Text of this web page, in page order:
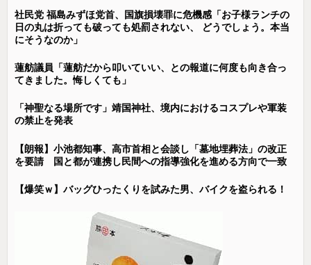
社民党 福島みずほ党首、国旗損壊罪に危機感「お子様ランチの
日の丸は折っても破っても処罰されない、 どうでしょう。本当
にそうなのか」
蓮舫議員「蓮舫だから叩いていい、との報道に何度も向き合っ
てきました。悔しくても」
「神聖なる場所です」靖国神社、境内におけるコスプレや軍装
の禁止を発表
【朗報】小池都知事、高市首相と会談し「墓地埋葬法」の改正
を要請 国と都が連携し民間への指導強化を進める方向で一致
【爆笑ｗ】バッグひったくりを試みた男、バイクを盗られる！